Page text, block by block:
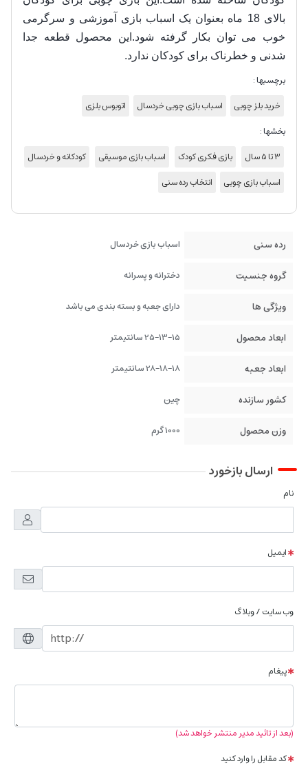
بالای 18 ماه بعنوان یک اسباب بازی آموزشی و سرگرمی
خوب می توان بکار گرفته شود.این محصول قطعه جدا
شدنی و خطرناک برای کودکان ندارد.
برچسبها :
خرید بلز چوبی
اسباب بازی چوبی خردسال
اتوبوس بلزی
بخشها :
3 تا 5 سال
بازی فکری کودک اسباب بازی موسیقی
کودکانه و خردسال
اسباب بازی چوبی
انتخاب رده سنی
رده سنی اسباب بازی خردسال
گروه جنسیت دخترانه و پسرانه
ویژگی ها دارای جعبه و بسته بندی می باشد
ابعاد محصول 25-13-15 سانتیمتر
ابعاد جعبه 28-18-18 سانتیمتر
کشور سازنده چین
وزن محصول 1000 گرم
ارسال بازخورد
نام
ایمیل
وب سایت / وبلاگ
پیغام
(بعد از تائید مدیر منتشر خواهد شد)
کد مقابل را وارد کنید